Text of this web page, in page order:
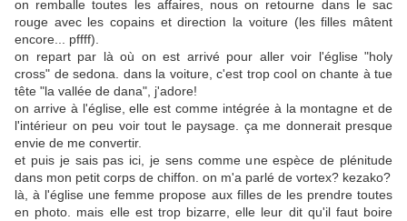
on remballe toutes les affaires, nous on retourne dans le sac
rouge avec les copains et direction la voiture (les filles mâtent
encore... pffff).
on repart par là où on est arrivé pour aller voir l'église "holy
cross" de sedona. dans la voiture, c'est trop cool on chante à tue
tête "la vallée de dana", j'adore!
on arrive à l'église, elle est comme intégrée à la montagne et de
l'intérieur on peu voir tout le paysage. ça me donnerait presque
envie de me convertir.
et puis je sais pas ici, je sens comme une espèce de plénitude
dans mon petit corps de chiffon. on m'a parlé de vortex? kezako?
là, à l'église une femme propose aux filles de les prendre toutes
en photo. mais elle est trop bizarre, elle leur dit qu'il faut boire